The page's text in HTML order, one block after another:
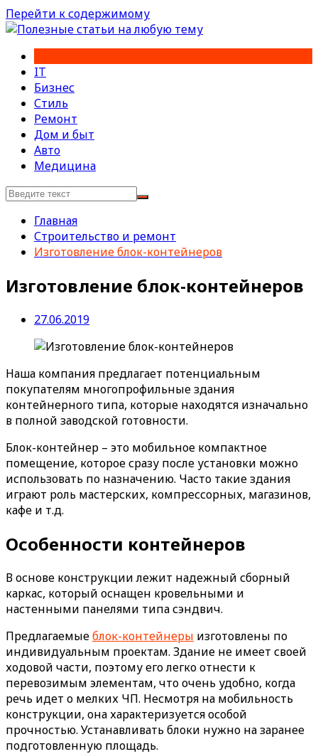
Перейти к содержимому
IT
Бизнес
Стиль
Ремонт
Дом и быт
Авто
Медицина
Главная
Строительство и ремонт
Изготовление блок-контейнеров
Изготовление блок-контейнеров
27.06.2019
Наша компания предлагает потенциальным
покупателям многопрофильные здания
контейнерного типа, которые находятся изначально
в полной заводской готовности.
Блок-контейнер – это мобильное компактное
помещение, которое сразу после установки можно
использовать по назначению. Часто такие здания
играют роль мастерских, компрессорных, магазинов,
кафе и т.д.
Особенности контейнеров
В основе конструкции лежит надежный сборный
каркас, который оснащен кровельными и
настенными панелями типа сэндвич.
Предлагаемыеблок-контейнеры изготовлены по
индивидуальным проектам. Здание не имеет своей
ходовой части, поэтому его легко отнести к
перевозимым элементам, что очень удобно, когда
речь идет о мелких ЧП. Несмотря на мобильность
конструкции, она характеризуется особой
прочностью. Устанавливать блоки нужно на заранее
подготовленную площадь.